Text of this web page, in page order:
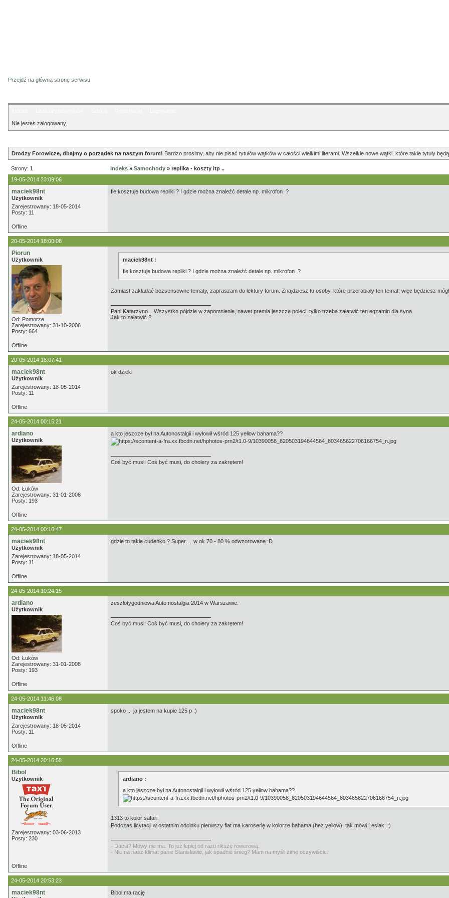
Przejdź na główną stronę serwisu
Nie jesteś zalogowany.
Drodzy Forowicze, dbajmy o porządek na naszym forum! Bardzo prosimy, aby nie pisać tytułów wątków w całości wielkimi literami. Wszelkie nowe wątki, które takie tytuły
Strony: 1 Indeks » Samochody » replika - koszty itp ..
19-05-2014 23:09:06
maciek98nt
Użytkownik
Zarejestrowany: 18-05-2014
Posty: 11
Ile kosztuje budowa repliki ? I gdzie można znaleźć detale np. mikrofon ?
Offline
20-05-2014 18:00:08
Piorun
Użytkownik
Od: Pomorze
Zarejestrowany: 31-10-2006
Posty: 664
maciek98nt :
Ile kosztuje budowa repliki ? I gdzie można znaleźć detale np. mikrofon ?
Zamiast zakładać bezsensowne tematy, zapraszam do lektury forum. Znajdziesz tu osoby, które przerabiały ten temat, więc będziesz
Pani Katarzyno... Wszystko pójdzie w zapomnienie, nawet premia jeszcze poleci, tylko trzeba załatwić ten egzamin dla syna.
Jak to załatwić ?
Offline
20-05-2014 18:07:41
maciek98nt
Użytkownik
Zarejestrowany: 18-05-2014
Posty: 11
ok dzieki
Offline
24-05-2014 00:15:21
ardiano
Użytkownik
Od: Łuków
Zarejestrowany: 31-01-2008
Posty: 193
a kto jeszcze był na Autonostalgii i wyłowił wśród 125 yellow bahama??
Coś być musi! Coś być musi, do cholery za zakrętem!
Offline
24-05-2014 00:16:47
maciek98nt
Użytkownik
Zarejestrowany: 18-05-2014
Posty: 11
gdzie to takie cudeńko ? Super ... w ok 70 - 80 % odwzorowane :D
Offline
24-05-2014 10:24:15
ardiano
Użytkownik
Od: Łuków
Zarejestrowany: 31-01-2008
Posty: 193
zeszłotygodniowa Auto nostalgia 2014 w Warszawie.
Coś być musi! Coś być musi, do cholery za zakrętem!
Offline
24-05-2014 11:46:08
maciek98nt
Użytkownik
Zarejestrowany: 18-05-2014
Posty: 11
spoko ... ja jestem na kupie 125 p :)
Offline
24-05-2014 20:16:58
Bibol
Użytkownik
Zarejestrowany: 03-06-2013
Posty: 230
ardiano :
a kto jeszcze był na Autonostalgii i wyłowił wśród 125 yellow bahama??
1313 to kolor safari.
Podczas licytacji w ostatnim odcinku pierwszy fiat ma karoserię w kolorze bahama (bez yellow), tak mówi Lesiak. ;)
- Dacia? Mowy nie ma. To już lepiej od razu rikszę rowerową.
- Nie na nasz klimat panie Stanisławie, jak spadnie śnieg? Mam na myśli zimę oczywiście.
Offline
24-05-2014 20:53:23
maciek98nt Bibol ma rację